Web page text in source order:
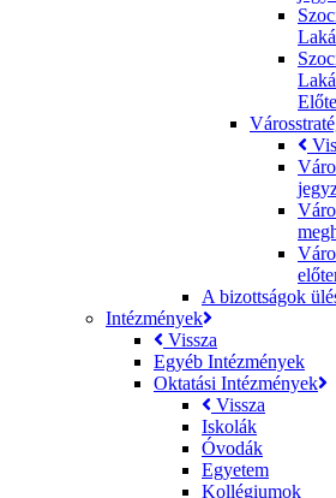
A bizottságok
Intézmények
Vissza
Egyéb Intézmények
Oktatási Intézmények
Vissza
Iskolák
Óvodák
Egyetem
Kollégiumok